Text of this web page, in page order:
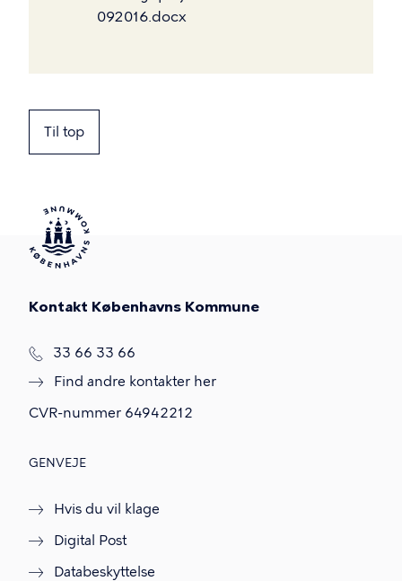
092016.docx
Til top
Kontakt Københavns Kommune
T
f
33 66 33 66
Find andre kontakter her
CVR-nummer 64942212
GENVEJE
Hvis du vil klage
Digital Post
Databeskyttelse